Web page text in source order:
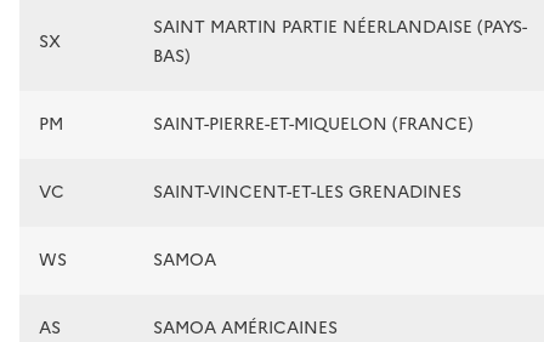
SX
SAINT MARTIN PARTIE NÉERLANDAISE (PAYS-
BAS)
PM SAINT-PIERRE-ET-MIQUELON (FRANCE)
VC SAINT-VINCENT-ET-LES GRENADINES
WS SAMOA
AS SAMOA AMÉRICAINES